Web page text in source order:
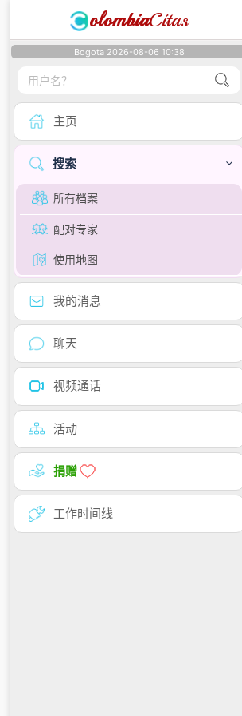
olombiaCitas
Bogota 2026-08-06 10:38
主页
搜索
所有档案
配对专家
使用地图
我的消息
聊天
视频通话
活动
捐赠
工作时间线